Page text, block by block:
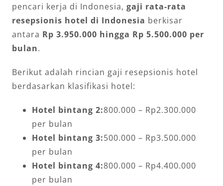
pencari kerja di Indonesia, gaji rata-rata
resepsionis hotel di Indonesia berkisar
antara Rp 3.950.000 hingga Rp 5.500.000 per
bulan.
Berikut adalah rincian gaji resepsionis hotel
berdasarkan klasifikasi hotel:
Hotel bintang 2:800.000 – Rp2.300.000
per bulan
Hotel bintang 3:500.000 – Rp3.500.000
per bulan
Hotel bintang 4:800.000 – Rp4.400.000
per bulan